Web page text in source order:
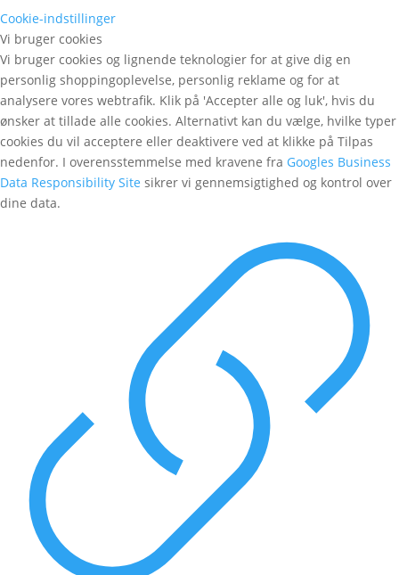
Cookie-indstillinger
Vi bruger cookies
Vi bruger cookies og lignende teknologier for at give dig en
personlig shoppingoplevelse, personlig reklame og for at
analysere vores webtrafik. Klik på 'Accepter alle og luk', hvis du
ønsker at tillade alle cookies. Alternativt kan du vælge, hvilke typer
cookies du vil acceptere eller deaktivere ved at klikke på Tilpas
nedenfor. I overensstemmelse med kravene fra Googles Business
Data Responsibility Site sikrer vi gennemsigtighed og kontrol over
dine data.